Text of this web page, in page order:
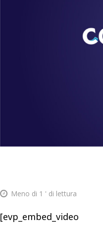
Meno di 1 ' di lettura
[evp_embed_video